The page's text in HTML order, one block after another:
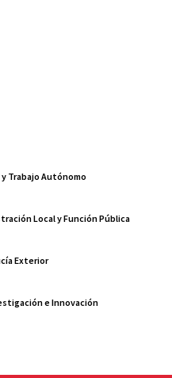
y Trabajo Autónomo
Local y Función Pública
Exterior
e Innovación